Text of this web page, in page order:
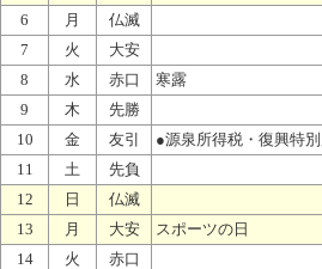
6
月
仏滅
7
火
大安
8
水 赤口
寒露
9
木
先勝
10
金 友引
●源泉所得税・復興特
11
土
先負
12
日
仏滅
13
月 大安
スポーツの日
14
火
赤口